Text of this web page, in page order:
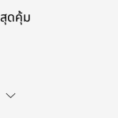
ดคุ้ม